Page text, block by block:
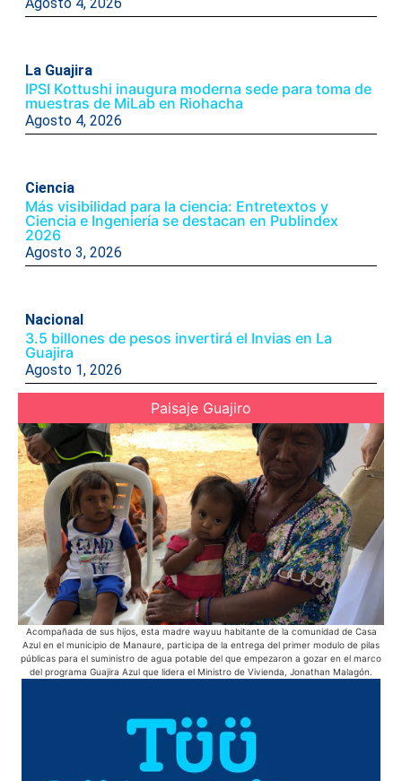
La Guajira
IPSI Kottushi inaugura moderna sede para toma de
muestras de MiLab en Riohacha
Agosto 4, 2026
Ciencia
Más visibilidad para la ciencia: Entretextos y
Ciencia e Ingeniería se destacan en Publindex
2026
Agosto 3, 2026
Nacional
3.5 billones de pesos invertirá el Invias en La
Guajira
Agosto 1, 2026
Paisaje Guajiro
Acompañada de sus hijos, esta madre wayuu habitante de la comunidad de Casa
Azul en el municipio de Manaure, participa de la entrega del primer modulo de pilas
públicas para el suministro de agua potable del que empezaron a gozar en el marco
del programa Guajira Azul que lidera el Ministro de Vivienda, Jonathan Malagón.